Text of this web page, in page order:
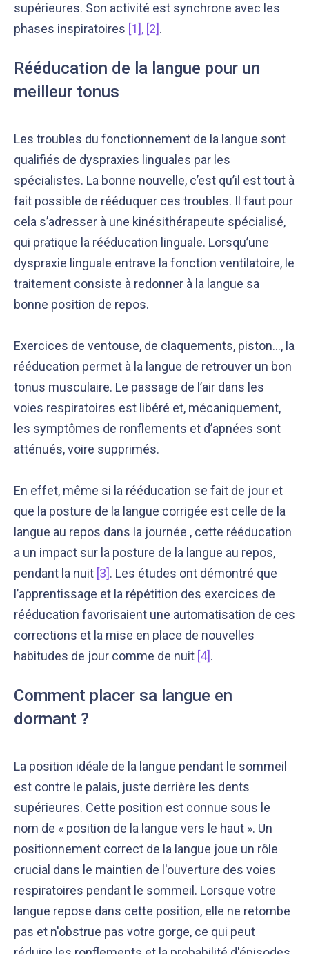
supérieures. Son activité est synchrone avec les
phases inspiratoires [1], [2].
Rééducation de la langue pour un
meilleur tonus
Les troubles du fonctionnement de la langue sont
qualifiés de dyspraxies linguales par les
spécialistes. La bonne nouvelle, c’est qu’il est tout à
fait possible de rééduquer ces troubles. Il faut pour
cela s’adresser à une kinésithérapeute spécialisé,
qui pratique la rééducation linguale. Lorsqu’une
dyspraxie linguale entrave la fonction ventilatoire, le
traitement consiste à redonner à la langue sa
bonne position de repos.
Exercices de ventouse, de claquements, piston…, la
rééducation permet à la langue de retrouver un bon
tonus musculaire. Le passage de l’air dans les
voies respiratoires est libéré et, mécaniquement,
les symptômes de ronflements et d’apnées sont
atténués, voire supprimés.
En effet, même si la rééducation se fait de jour et
que la posture de la langue corrigée est celle de la
langue au repos dans la journée , cette rééducation
a un impact sur la posture de la langue au repos,
pendant la nuit [3]. Les études ont démontré que
l’apprentissage et la répétition des exercices de
rééducation favorisaient une automatisation de ces
corrections et la mise en place de nouvelles
habitudes de jour comme de nuit [4].
Comment placer sa langue en
dormant ?
La position idéale de la langue pendant le sommeil
est contre le palais, juste derrière les dents
supérieures. Cette position est connue sous le
nom de « position de la langue vers le haut ». Un
positionnement correct de la langue joue un rôle
crucial dans le maintien de l'ouverture des voies
respiratoires pendant le sommeil. Lorsque votre
langue repose dans cette position, elle ne retombe
pas et n'obstrue pas votre gorge, ce qui peut